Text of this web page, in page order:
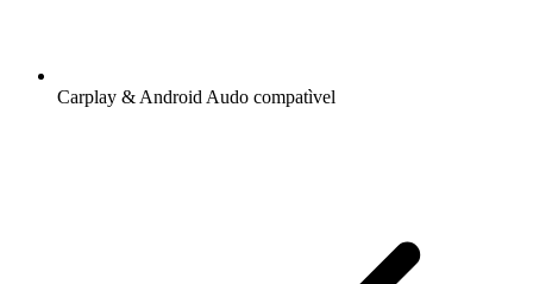
Carplay & Android Audo compatìvel